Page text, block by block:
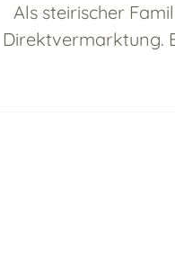
Als steirischer
Direktvermarktung.